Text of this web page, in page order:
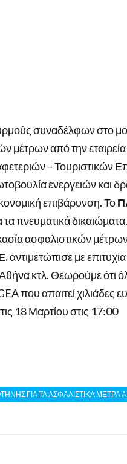
συναδέλφων στο
μέτρων από την
– Τουριστικών
ενεργειών και
επιβάρυνση. Το
τα πνευματικά
ασφαλιστικών
αντιμετώπισε με
κτλ. Θεωρούμε ότι
που απαιτεί
18 Μαρτίου στις 17:00
ΓΙΑ ΤΑ ΑΣΦΑΛΙΣΤΙΚΑ ΜΕΤΡΑ